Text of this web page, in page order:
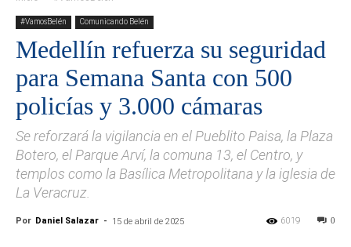
#VamosBelén Comunicando Belén
Medellín refuerza su seguridad
para Semana Santa con 500
policías y 3.000 cámaras
Se reforzará la vigilancia en el Pueblito Paisa, la Plaza
Botero, el Parque Arví, la comuna 13, el Centro, y
templos como la Basílica Metropolitana y la iglesia de
La Veracruz.
Por Daniel Salazar - 15 de abril de 2025 0
6019